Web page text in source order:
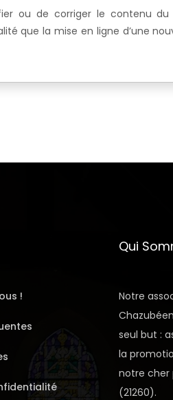
ou de corriger le contenu
que la mise en ligne d’une
!
Qui
Notre
seul but :
la
notre cher
(21260).